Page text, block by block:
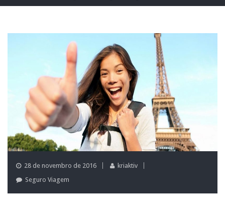
28 de novembro de 2016
kriaktiv
Seguro Viagem